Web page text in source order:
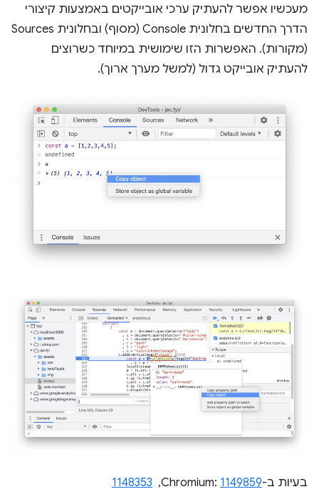
מעכשיו אפשר להעתיק ערכי אובייקטים באמצעות קיצורי
הדרך החדשים בחלונית Console (מסוף) ובחלונית Sources
(מקורות). האפשרות הזו שימושית במיוחד כשרוצים
להעתיק אובייקט גדול (למשל מערך ארוך).
בעיות ב-Chromium:1149859
, ‏
1148353